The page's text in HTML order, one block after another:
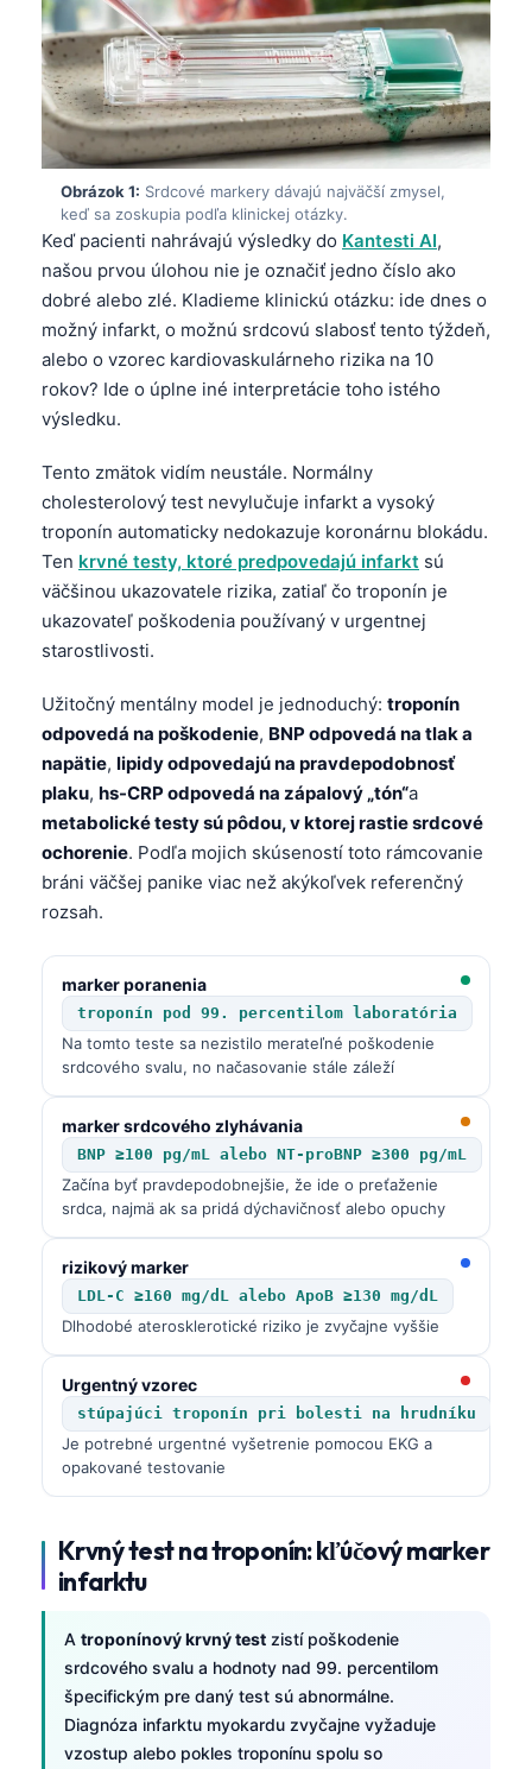
Obrázok 1: Srdcové markery dávajú najväčší zmysel,
keď sa zoskupia podľa klinickej otázky.
Keď pacienti nahrávajú výsledky do Kantesti AI,
našou prvou úlohou nie je označiť jedno číslo ako
dobré alebo zlé. Kladieme klinickú otázku: ide dnes o
možný infarkt, o možnú srdcovú slabosť tento týždeň,
alebo o vzorec kardiovaskulárneho rizika na 10
rokov? Ide o úplne iné interpretácie toho istého
výsledku.
Tento zmätok vidím neustále. Normálny
cholesterolový test nevylučuje infarkt a vysoký
troponín automaticky nedokazuje koronárnu blokádu.
Ten krvné testy, ktoré predpovedajú infarkt sú
väčšinou ukazovatele rizika, zatiaľ čo troponín je
ukazovateľ poškodenia používaný v urgentnej
starostlivosti.
Užitočný mentálny model je jednoduchý: troponín
odpovedá na poškodenie, BNP odpovedá na tlak a
napätie, lipidy odpovedajú na pravdepodobnosť
plaku, hs-CRP odpovedá na zápalový „tón“a
metabolické testy sú pôdou, v ktorej rastie srdcové
ochorenie. Podľa mojich skúseností toto rámcovanie
bráni väčšej panike viac než akýkoľvek referenčný
rozsah.
marker poranenia
troponín pod 99. percentilom laboratória
Na tomto teste sa nezistilo merateľné poškodenie
srdcového svalu, no načasovanie stále záleží
marker srdcového zlyhávania
BNP ≥100 pg/mL alebo NT-proBNP ≥300 pg/mL
Začína byť pravdepodobnejšie, že ide o preťaženie
srdca, najmä ak sa pridá dýchavičnosť alebo opuchy
rizikový marker
LDL-C ≥160 mg/dL alebo ApoB ≥130 mg/dL
Dlhodobé aterosklerotické riziko je zvyčajne vyššie
Urgentný vzorec
stúpajúci troponín pri bolesti na hrudníku
Je potrebné urgentné vyšetrenie pomocou EKG a
opakované testovanie
Krvný test na troponín: kľúčový marker
infarktu
A troponínový krvný test zistí poškodenie
srdcového svalu a hodnoty nad 99. percentilom
špecifickým pre daný test sú abnormálne.
Diagnóza infarktu myokardu zvyčajne vyžaduje
vzostup alebo pokles troponínu spolu so